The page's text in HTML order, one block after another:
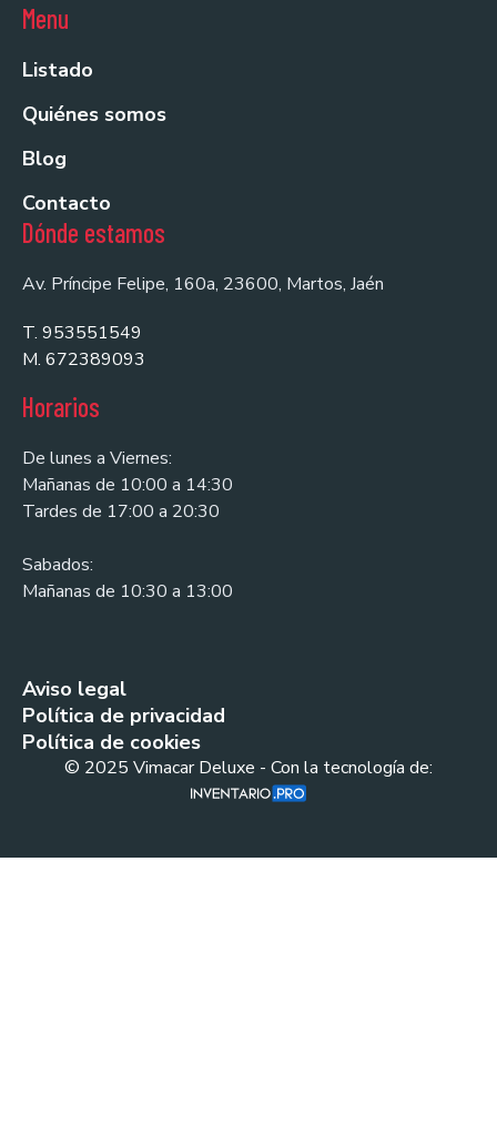
Menu
Listado
Quiénes somos
Blog
Contacto
Dónde estamos
Av. Príncipe Felipe, 160a, 23600, Martos, Jaén
T. 953551549
M. 672389093
Horarios
De lunes a Viernes:
Mañanas de 10:00 a 14:30
Tardes de 17:00 a 20:30
Sabados:
Mañanas de 10:30 a 13:00
Aviso legal
Política de privacidad
Política de cookies
© 2025 Vimacar Deluxe - Con la tecnología de: